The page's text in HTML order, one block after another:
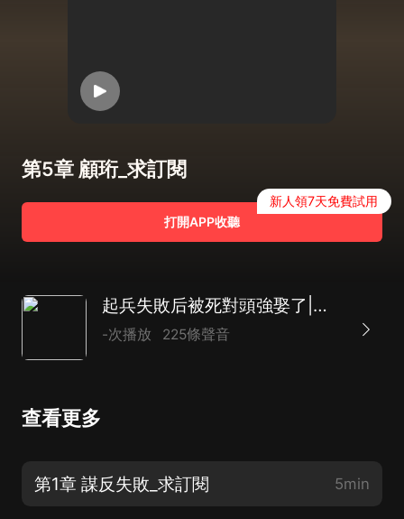
第5章 顧珩_求訂閱
打開APP收聽
新人領7天免費試用
起兵失敗后被死對頭強娶了|搞笑|反轉|浪漫|AI多播
-次播放 225條聲音
查看更多
第1章 謀反失敗_求訂閱 5min